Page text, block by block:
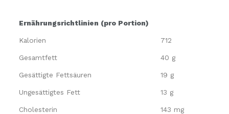
Ernährungsrichtlinien (pro Portion)
Kalorien 712
Gesamtfett 40 g
Gesättigte Fettsäuren 19 g
Ungesättigtes Fett 13 g
Cholesterin 143 mg